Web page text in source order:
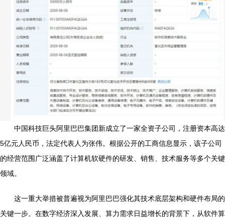
中国科技巨头阿里巴巴集团新成立了一家全资子公司，注册资本高达
5亿元人民币，法定代表人为张伟。根据公开的工商信息显示，该子公司
的经营范围广泛涵盖了计算机软硬件的研发、销售、技术服务等多个关键
领域。
这一重大举措被普遍视为阿里巴巴强化其技术底层架构和硬件布局的
关键一步。在数字经济深入发展、算力需求日益增长的背景下，从软件算